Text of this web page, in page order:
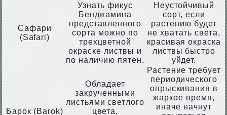
Сафари
(Safari)
Узнать фикус
Бенджамина
представленного
сорта можно по
трехцветной
окраске листвы и
по наличию пятен.
Неустойчивый
сорт, если
растению будет
не хватать света,
красивая окраска
листвы быстро
уйдет.
Барок (Barok)
Обладает
закрученными
листьями светлого
цвета,
Растение требует
периодического
опрыскивания в
жаркое время,
иначе начнут